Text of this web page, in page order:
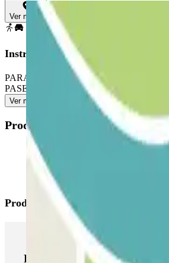
Ver mapa
Instrucciones
PARA ABRIR LA BARRERA: coge el
PASE PERMITE ENTRADAS Y
Ver más
Productos disponibles
Productos de Parclick
Productos de Parclick